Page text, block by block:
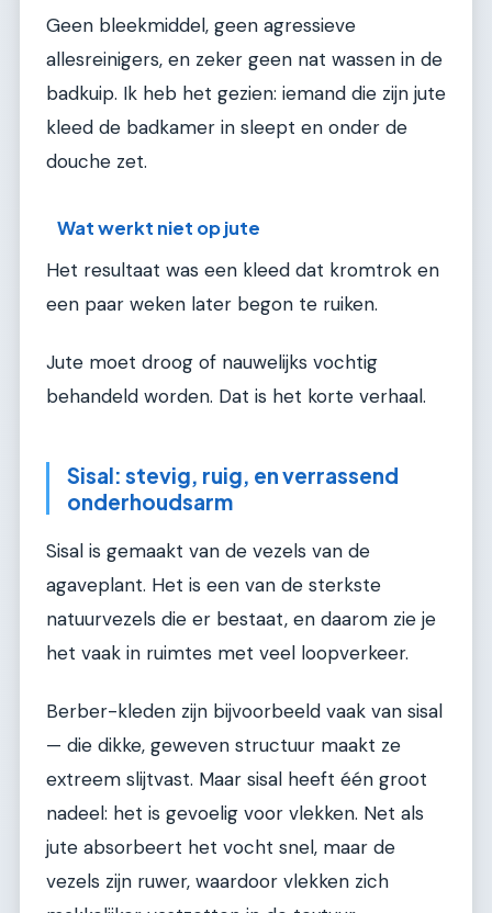
Geen bleekmiddel, geen agressieve
allesreinigers, en zeker geen nat wassen in de
badkuip. Ik heb het gezien: iemand die zijn jute
kleed de badkamer in sleept en onder de
douche zet.
Wat werkt niet op jute
Het resultaat was een kleed dat kromtrok en
een paar weken later begon te ruiken.
Jute moet droog of nauwelijks vochtig
behandeld worden. Dat is het korte verhaal.
Sisal: stevig, ruig, en verrassend
onderhoudsarm
Sisal is gemaakt van de vezels van de
agaveplant. Het is een van de sterkste
natuurvezels die er bestaat, en daarom zie je
het vaak in ruimtes met veel loopverkeer.
Berber-kleden zijn bijvoorbeeld vaak van sisal
— die dikke, geweven structuur maakt ze
extreem slijtvast. Maar sisal heeft één groot
nadeel: het is gevoelig voor vlekken. Net als
jute absorbeert het vocht snel, maar de
vezels zijn ruwer, waardoor vlekken zich